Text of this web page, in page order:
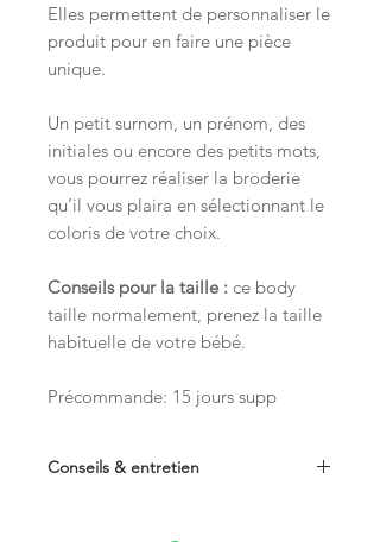
Elles permettent de personnaliser le
produit pour en faire une pièce
unique.
Un petit surnom, un prénom, des
initiales ou encore des petits mots,
vous pourrez réaliser la broderie
qu’il vous plaira en sélectionnant le
coloris de votre choix.
Conseils pour la taille : ce body
taille normalement, prenez la taille
habituelle de votre bébé.
Précommande: 15 jours supp
Conseils & entretien
Lavage à 30° en machine